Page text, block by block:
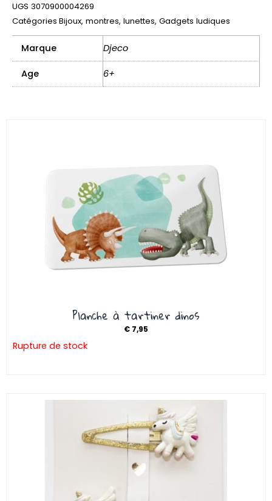
UGS 3070900004269
Catégories Bijoux, montres, lunettes, Gadgets ludiques
Marque Djeco
Age 6+
Planche à tartiner dinos
€ 7,95
Rupture de stock